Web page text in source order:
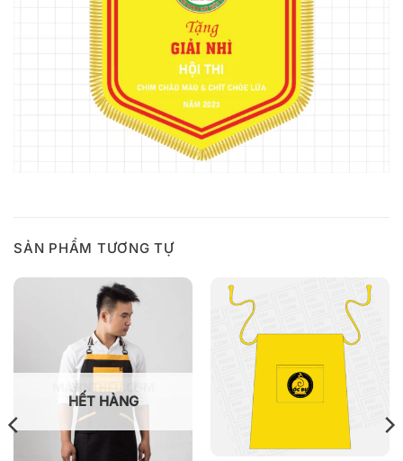
SẢN PHẨM TƯƠNG TỰ
HẾT HÀNG